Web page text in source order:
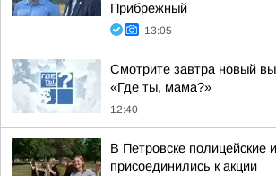
Прибрежный
13:05
Смотрите завтра новый
«Где ты, мама?»
12:40
В Петровске полицейские
присоединились к акции